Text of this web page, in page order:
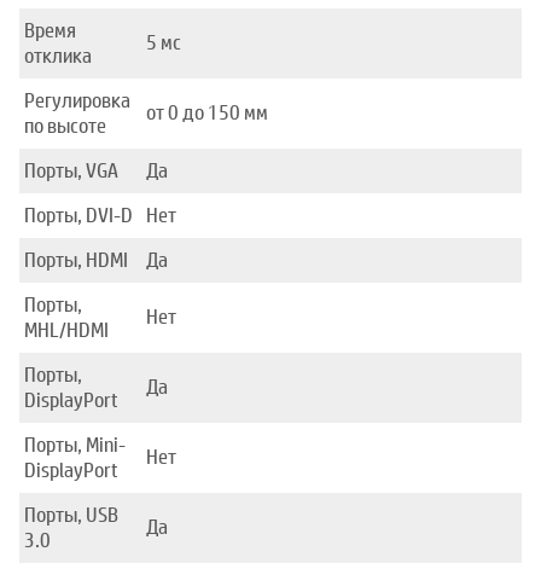
Время
отклика
5 мс
Регулировка
по высоте
от 0 до 150 мм
Порты, VGA
Да
Порты, DVI-D
Нет
Порты, HDMI
Да
Порты,
MHL/HDMI
Нет
Порты,
DisplayPort
Да
Порты, Mini-
DisplayPort
Нет
Порты, USB
3.0
Да